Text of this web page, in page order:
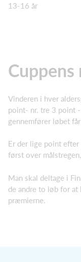
13-16 år
Cuppens
Vinderen i hver
point- nr. tre 3 point
gennemfører løbet
Er der lige point
først over
Man skal deltage i
de andre to løb for
præmierne.